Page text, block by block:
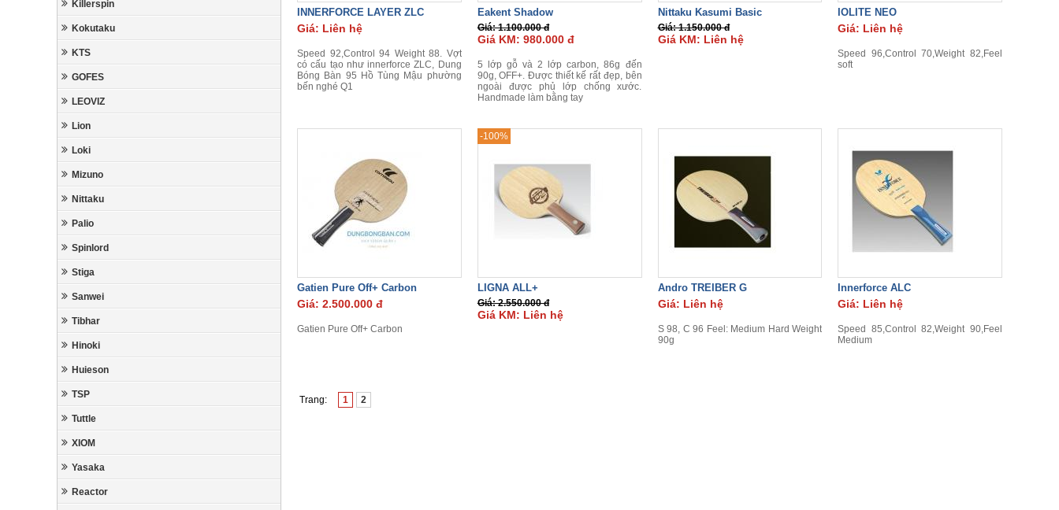
Killerspin
Kokutaku
KTS
GOFES
LEOVIZ
Lion
Loki
Mizuno
Nittaku
Palio
Spinlord
Stiga
Sanwei
Tibhar
Hinoki
Huieson
TSP
Tuttle
XIOM
Yasaka
Reactor
INNERFORCE LAYER ZLC
Giá: Liên hệ
Speed 92,Control 94 Weight 88. Vợt
có cấu tạo như innerforce ZLC, Dung
Bóng Bàn 95 Hồ Tùng Mậu phường
bến nghé Q1
Eakent Shadow
Giá: 1.100.000 đ
Giá KM: 980.000 đ
5 lớp gỗ và 2 lớp carbon, 86g đến
90g, OFF+. Được thiết kế rất đẹp, bên
ngoài được phủ lớp chống xước.
Handmade làm bằng tay
Nittaku Kasumi Basic
Giá: 1.150.000 đ
Giá KM: Liên hệ
IOLITE NEO
Giá: Liên hệ
Speed 96,Control 70,Weight 82,Feel
soft
Gatien Pure Off+ Carbon
Giá: 2.500.000 đ
Gatien Pure Off+ Carbon
-100%
LIGNA ALL+
Giá: 2.550.000 đ
Giá KM: Liên hệ
Andro TREIBER G
Giá: Liên hệ
S 98, C 96 Feel: Medium Hard Weight
90g
Innerforce ALC
Giá: Liên hệ
Speed 85,Control 82,Weight 90,Feel
Medium
Trang: 1 2